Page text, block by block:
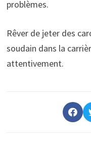
problèmes.
Rêver de jeter des
soudain dans la
attentivement.